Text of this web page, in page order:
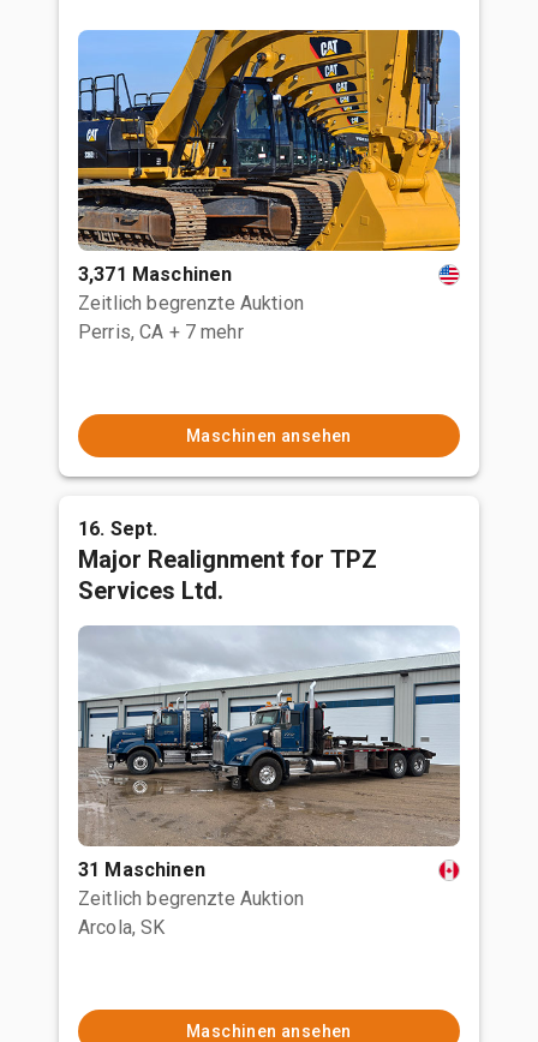
3,371 Maschinen
Zeitlich begrenzte Auktion
Perris, CA + 7 mehr
Maschinen ansehen
16. Sept.
Major Realignment for TPZ
Services Ltd.
31 Maschinen
Zeitlich begrenzte Auktion
Arcola, SK
Maschinen ansehen